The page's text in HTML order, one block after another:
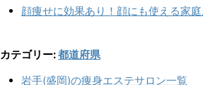
顔痩せに効果あり！顔にも使える家
カテゴリー:都道府県
岩手(盛岡)の痩身エステサロン一覧